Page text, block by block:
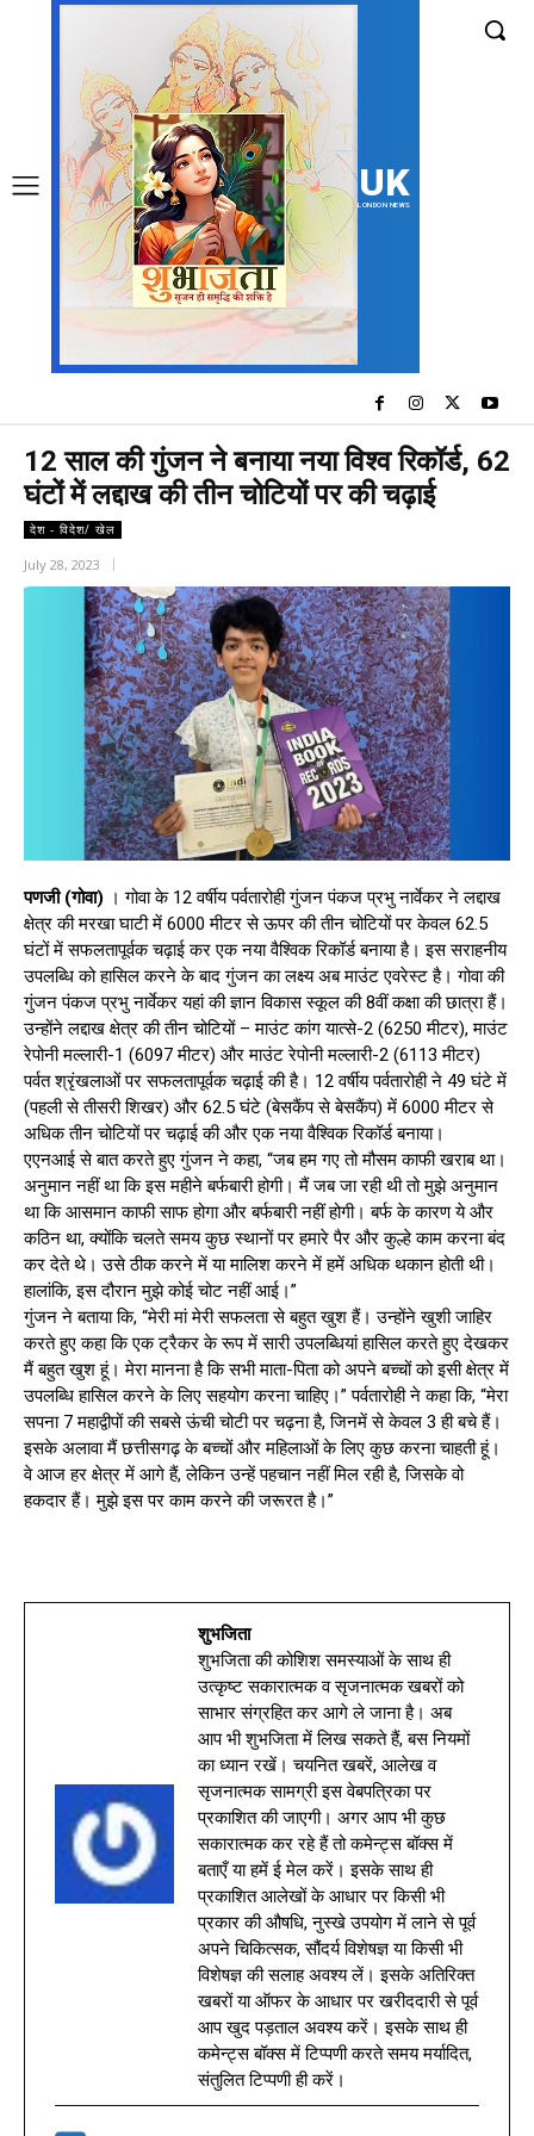
UK
LONDON NEWS
12 साल की गुंजन ने बनाया नया विश्व रिकॉर्ड, 62
घंटों में लद्दाख की तीन चोटियों पर की चढ़ाई
देश - विदेश/ खेल
July 28, 2023
पणजी (गोवा) । गोवा के 12 वर्षीय पर्वतारोही गुंजन पंकज प्रभु नार्वेकर ने लद्दाख
क्षेत्र की मरखा घाटी में 6000 मीटर से ऊपर की तीन चोटियों पर केवल 62.5
घंटों में सफलतापूर्वक चढ़ाई कर एक नया वैश्विक रिकॉर्ड बनाया है। इस सराहनीय
उपलब्धि को हासिल करने के बाद गुंजन का लक्ष्य अब माउंट एवरेस्ट है। गोवा की
गुंजन पंकज प्रभु नार्वेकर यहां की ज्ञान विकास स्कूल की 8वीं कक्षा की छात्रा हैं।
उन्होंने लद्दाख क्षेत्र की तीन चोटियों – माउंट कांग यात्से-2 (6250 मीटर), माउंट
रेपोनी मल्लारी-1 (6097 मीटर) और माउंट रेपोनी मल्लारी-2 (6113 मीटर)
पर्वत श्रृंखलाओं पर सफलतापूर्वक चढ़ाई की है। 12 वर्षीय पर्वतारोही ने 49 घंटे में
(पहली से तीसरी शिखर) और 62.5 घंटे (बेसकैंप से बेसकैंप) में 6000 मीटर से
अधिक तीन चोटियों पर चढ़ाई की और एक नया वैश्विक रिकॉर्ड बनाया।
एएनआई से बात करते हुए गुंजन ने कहा, “जब हम गए तो मौसम काफी खराब था।
अनुमान नहीं था कि इस महीने बर्फबारी होगी। मैं जब जा रही थी तो मुझे अनुमान
था कि आसमान काफी साफ होगा और बर्फबारी नहीं होगी। बर्फ के कारण ये और
कठिन था, क्योंकि चलते समय कुछ स्थानों पर हमारे पैर और कुल्हे काम करना बंद
कर देते थे। उसे ठीक करने में या मालिश करने में हमें अधिक थकान होती थी।
हालांकि, इस दौरान मुझे कोई चोट नहीं आई।”
गुंजन ने बताया कि, “मेरी मां मेरी सफलता से बहुत खुश हैं। उन्होंने खुशी जाहिर
करते हुए कहा कि एक ट्रैकर के रूप में सारी उपलब्धियां हासिल करते हुए देखकर
मैं बहुत खुश हूं। मेरा मानना है कि सभी माता-पिता को अपने बच्चों को इसी क्षेत्र में
उपलब्धि हासिल करने के लिए सहयोग करना चाहिए।” पर्वतारोही ने कहा कि, “मेरा
सपना 7 महाद्वीपों की सबसे ऊंची चोटी पर चढ़ना है, जिनमें से केवल 3 ही बचे हैं।
इसके अलावा मैं छत्तीसगढ़ के बच्चों और महिलाओं के लिए कुछ करना चाहती हूं।
वे आज हर क्षेत्र में आगे हैं, लेकिन उन्हें पहचान नहीं मिल रही है, जिसके वो
हकदार हैं। मुझे इस पर काम करने की जरूरत है।”
शुभजिता
शुभजिता की कोशिश समस्याओं के साथ ही
उत्कृष्ट सकारात्मक व सृजनात्मक खबरों को
साभार संग्रहित कर आगे ले जाना है। अब
आप भी शुभजिता में लिख सकते हैं, बस नियमों
का ध्यान रखें। चयनित खबरें, आलेख व
सृजनात्मक सामग्री इस वेबपत्रिका पर
प्रकाशित की जाएगी। अगर आप भी कुछ
सकारात्मक कर रहे हैं तो कमेन्ट्स बॉक्स में
बताएँ या हमें ई मेल करें। इसके साथ ही
प्रकाशित आलेखों के आधार पर किसी भी
प्रकार की औषधि, नुस्खे उपयोग में लाने से पूर्व
अपने चिकित्सक, सौंदर्य विशेषज्ञ या किसी भी
विशेषज्ञ की सलाह अवश्य लें। इसके अतिरिक्त
खबरों या ऑफर के आधार पर खरीददारी से पूर्व
आप खुद पड़ताल अवश्य करें। इसके साथ ही
कमेन्ट्स बॉक्स में टिप्पणी करते समय मर्यादित,
संतुलित टिप्पणी ही करें।